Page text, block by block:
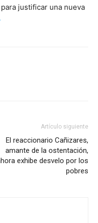
justificar una nueva
Artículo siguiente
El reaccionario Cañizares,
amante de la ostentación,
exhibe desvelo por los
pobres